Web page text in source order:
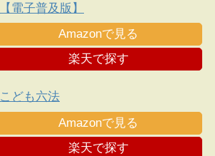
【電子普及版】
Amazonで見る
楽天で探す
こども六法
Amazonで見る
楽天で探す